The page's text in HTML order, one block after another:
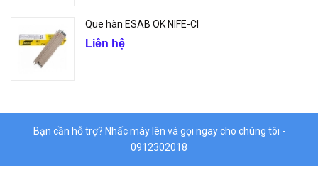
Que hàn ESAB OK NIFE-CI
Liên hệ
Bạn cần hỗ trợ? Nhấc máy lên và gọi ngay cho chúng tôi -
0912302018